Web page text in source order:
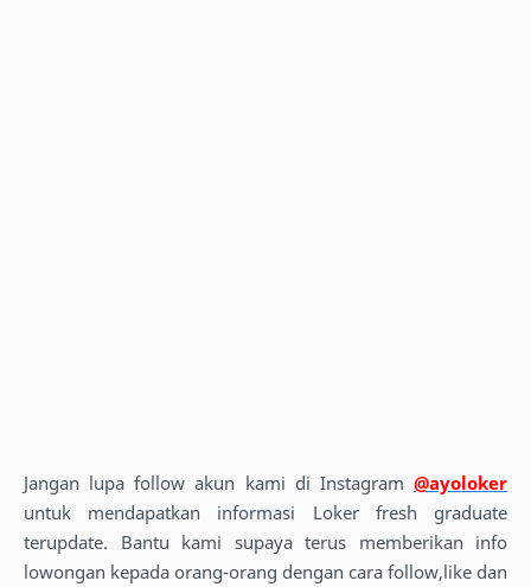
Jangan lupa follow akun kami di Instagram @ayoloker
untuk mendapatkan informasi Loker fresh graduate
terupdate. Bantu kami supaya terus memberikan info
lowongan kepada orang-orang dengan cara follow,like dan